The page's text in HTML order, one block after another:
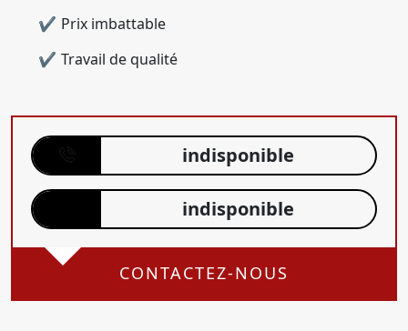
Prix imbattable
Travail de qualité
indisponible
indisponible
CONTACTEZ-NOUS